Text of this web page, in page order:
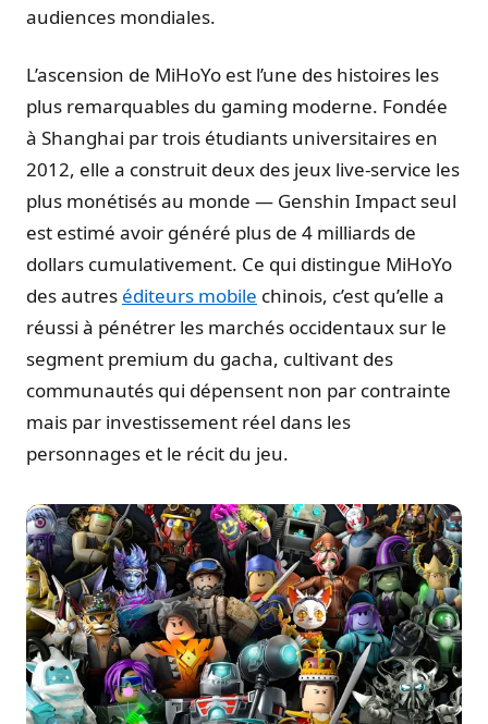
audiences mondiales.
L’ascension de MiHoYo est l’une des histoires les
plus remarquables du gaming moderne. Fondée
à Shanghai par trois étudiants universitaires en
2012, elle a construit deux des jeux live-service les
plus monétisés au monde — Genshin Impact seul
est estimé avoir généré plus de 4 milliards de
dollars cumulativement. Ce qui distingue MiHoYo
des autres éditeurs mobile chinois, c’est qu’elle a
réussi à pénétrer les marchés occidentaux sur le
segment premium du gacha, cultivant des
communautés qui dépensent non par contrainte
mais par investissement réel dans les
personnages et le récit du jeu.